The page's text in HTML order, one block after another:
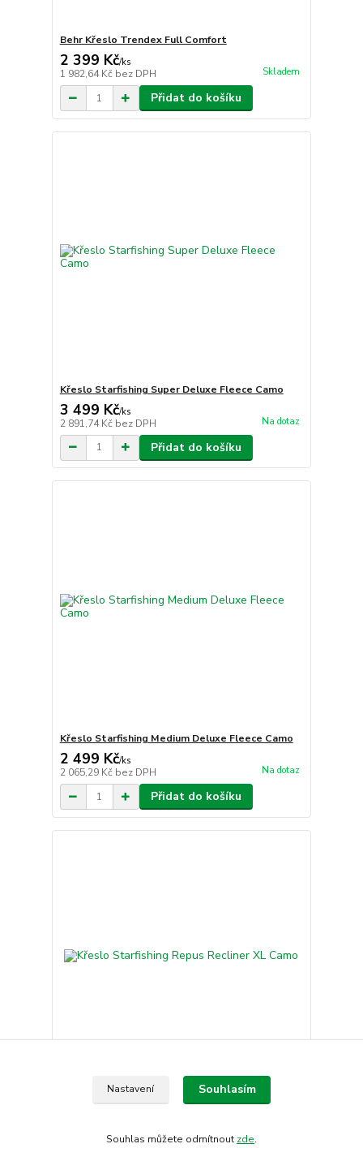
Behr Křeslo Trendex Full Comfort
2 399 Kč/ks
1 982,64 Kč bez DPH Skladem
Přidat do košíku
Křeslo Starfishing Super Deluxe Fleece Camo
3 499 Kč/ks
2 891,74 Kč bez DPH Na dotaz
Přidat do košíku
Křeslo Starfishing Medium Deluxe Fleece Camo
2 499 Kč/ks
2 065,29 Kč bez DPH Na dotaz
Přidat do košíku
Křeslo Starfishing Repus Recliner XL Camo
2 899 Kč
Přidat do košíku
Nastavení Souhlasím
Souhlas můžete odmítnout zde.